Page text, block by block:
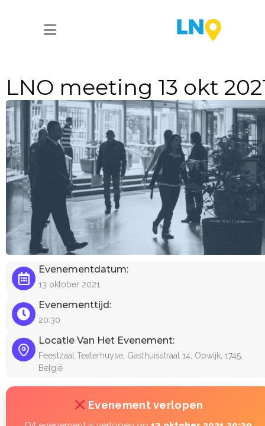
LNO meeting 13 okt
Evenementdatum:
13 oktober 2021
Evenementtijd:
20:30
Locatie Van Het Evenement:
Feestzaal Teaterhuyse, Gasthuisstraat 14, Opwijk, 1745,
België
Evenement verlopen